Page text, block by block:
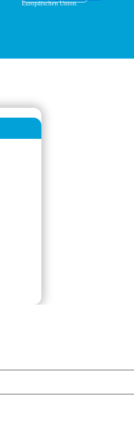
Europäischen Union.